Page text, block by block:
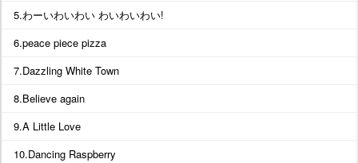
5.わーいわいわい わいわいわい!
6.peace piece pizza
7.Dazzling White Town
8.Believe again
9.A Little Love
10.Dancing Raspberry